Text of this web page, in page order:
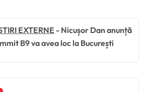
EXTERNE - Nicușor Dan anunță
B9 va avea loc la București